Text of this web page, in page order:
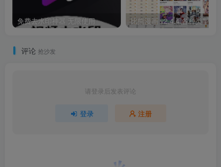
免费去水印神器 无限使用
评论 抢沙发
请登录后发表评论
登录 注册